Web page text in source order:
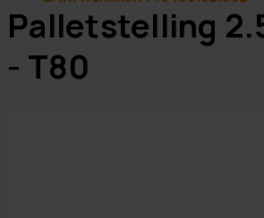
Palletstelling
- T80